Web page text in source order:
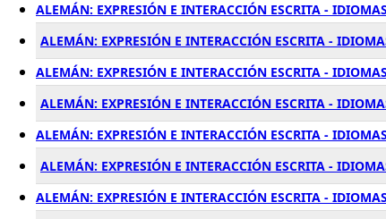
ALEMÁN: EXPRESIÓN E INTERACCIÓN ESCRITA -
ALEMÁN: EXPRESIÓN E INTERACCIÓN ESCRITA -
ALEMÁN: EXPRESIÓN E INTERACCIÓN ESCRITA -
ALEMÁN: EXPRESIÓN E INTERACCIÓN ESCRITA -
ALEMÁN: EXPRESIÓN E INTERACCIÓN ESCRITA -
ALEMÁN: EXPRESIÓN E INTERACCIÓN ESCRITA -
ALEMÁN: EXPRESIÓN E INTERACCIÓN ESCRITA -